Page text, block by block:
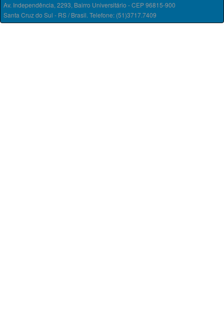
Av. Independência, 2293, Bairro Universitário - CEP 96815-900
Santa Cruz do Sul - RS / Brasil. Telefone: (51)3717.7409